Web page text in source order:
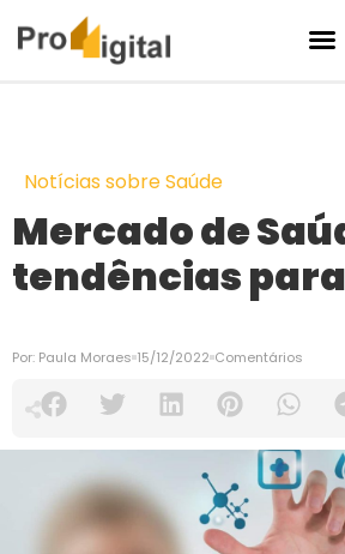
Notícias sobre Saúde
Mercado de
tendências para
Por: Paula Moraes 15/12/2022 Comentários